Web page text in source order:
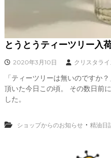
とうとうティーツリー入
2020年3月10日 クリスタラ
「ティーツリーは無いのですか
頂いた今日この頃。 その数日前
した。
ショップからのお知らせ・ 精油日